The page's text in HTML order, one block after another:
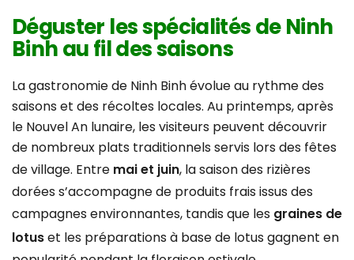
Déguster les spécialités de Ninh
Binh au fil des saisons
La gastronomie de Ninh Binh évolue au rythme des
saisons et des récoltes locales. Au printemps, après
le Nouvel An lunaire, les visiteurs peuvent découvrir
de nombreux plats traditionnels servis lors des fêtes
de village. Entre mai et juin, la saison des rizières
dorées s’accompagne de produits frais issus des
campagnes environnantes, tandis que les graines de
lotuset les préparations à base de lotus gagnent en